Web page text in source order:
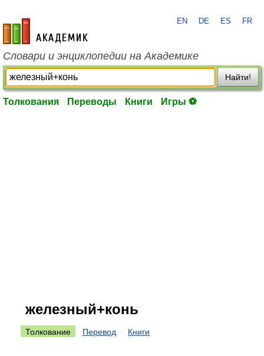
academic.ru
EN DE ES FR
Словари и энциклопедии на Академике
Найти!
Толкования Переводы Книги Игры ⚽
железный+конь
Толкование Перевод Книги